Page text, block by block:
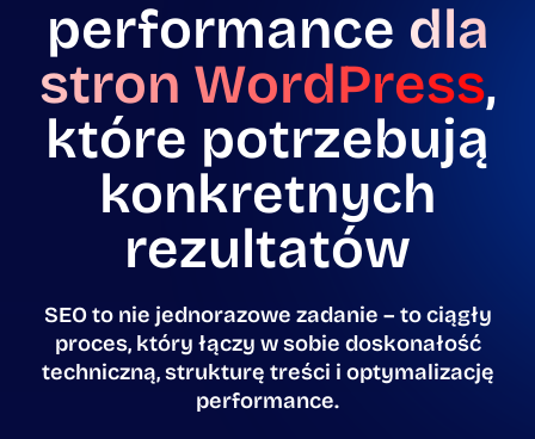
performance dla
stron WordPress,
które potrzebują
konkretnych
rezultatów
SEO to nie jednorazowe zadanie – to ciągły
proces,który łączy w sobie doskonałość
techniczną, strukturę treści i optymalizację
performance.